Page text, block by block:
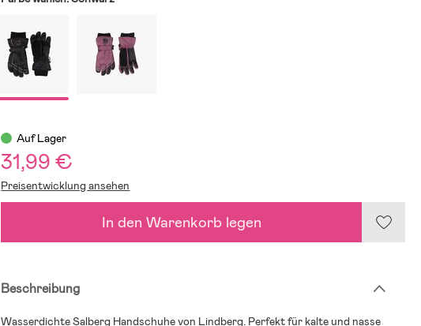
Auf Lager
31,99 €
Preisentwicklung ansehen
In den Warenkorb legen
Beschreibung
Wasserdichte Salberg Handschuhe von Lindberg. Perfekt für kalte und nasse